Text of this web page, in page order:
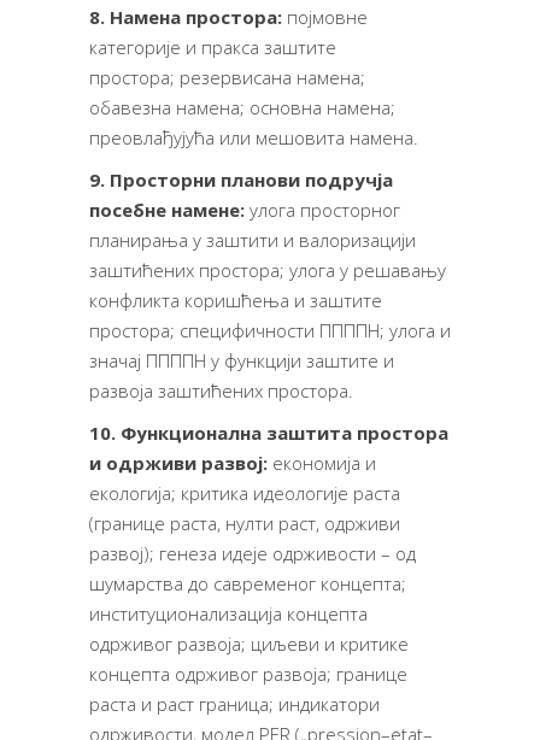
8. Намена простора: појмовне
категорије и пракса заштите
простора; резервисана намена;
обавезна намена; основна намена;
преовлађујућа или мешовита намена.
9. Просторни планови подручја
посебне намене: улога просторног
планирања у заштити и валоризацији
заштићених простора; улога у решавању
конфликта коришћења и заштите
простора; специфичности ППППН; улога и
значај ППППН у функцији заштите и
развоја заштићених простора.
10. Функционална заштита простора
и одрживи развој: економија и
екологија; критика идеологије раста
(границе раста, нулти раст, одрживи
развој); генеза идеје одрживости – од
шумарства до савременог концепта;
институционализација концепта
одрживог развоја; циљеви и критике
концепта одрживог развоја; границе
раста и раст граница; индикатори
одрживости, мо­де­л PER („pres­sion–etat–